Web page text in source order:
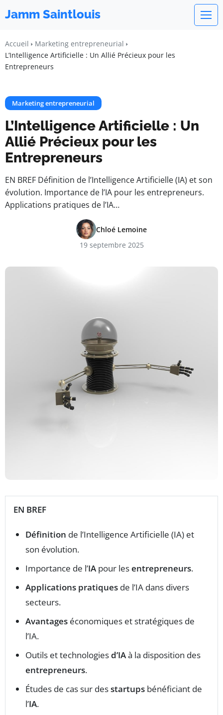
Jamm Saintlouis
Accueil
Marketing entrepreneurial
L’Intelligence Artificielle : Un Allié Précieux pour les
Entrepreneurs
Marketing entrepreneurial
L’Intelligence Artificielle : Un
Allié Précieux pour les
Entrepreneurs
EN BREF Définition de l’Intelligence Artificielle (IA) et son
évolution. Importance de l’IA pour les entrepreneurs.
Applications pratiques de l’IA…
Chloé Lemoine
19 septembre 2025
EN BREF
Définition de l’Intelligence Artificielle (IA) et
son évolution.
Importance de l’IA pour lesentrepreneurs.
Applications pratiques de l’IA dans divers
secteurs.
Avantages économiques et stratégiques de
l’IA.
Outils et technologiesd’IAà la disposition des
entrepreneurs.
Études de cas sur desstartups bénéficiant de
l’IA.